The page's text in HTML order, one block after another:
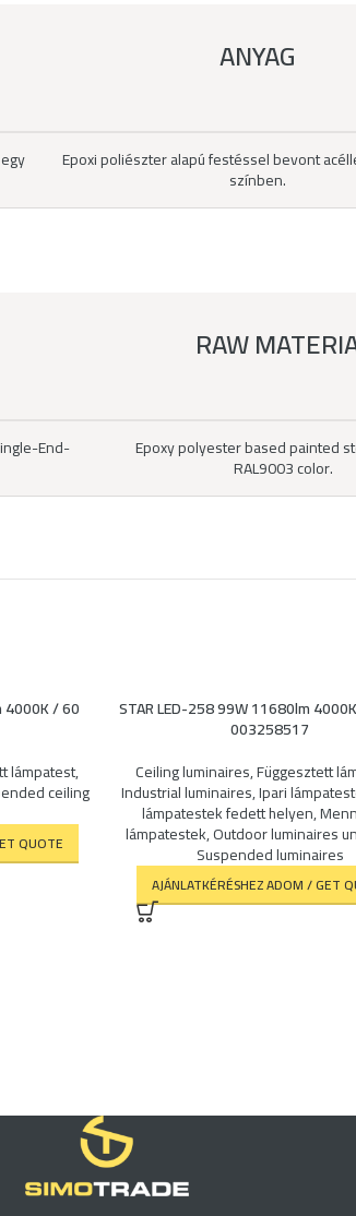
ANYAG
Epoxi poliészter alapú festéssel bevont
színben.
RAW
End- Epoxy polyester based painted
RAL9003 color.
4000K / 60
lámpatest,
ceiling
QUOTE
STAR LED-258 99W 11680lm
003258517
Ceiling luminaires,Függesztett
Industrial luminaires,Ipari
lámpatestek fedett helyen,
lámpatestek,Outdoor luminaires
Suspended luminaires
AJÁNLATKÉRÉSHEZ ADOM / GET